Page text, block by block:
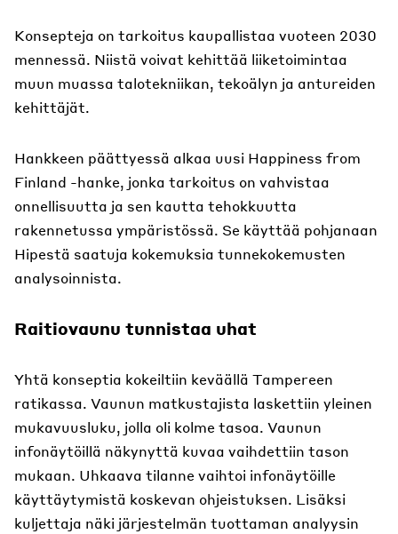
Konsepteja on tarkoitus kaupallistaa vuoteen 2030
mennessä. Niistä voivat kehittää liiketoimintaa
muun muassa talotekniikan, tekoälyn ja antureiden
kehittäjät.
Hankkeen päättyessä alkaa uusi Happiness from
Finland -hanke, jonka tarkoitus on vahvistaa
onnellisuutta ja sen kautta tehokkuutta
rakennetussa ympäristössä. Se käyttää pohjanaan
Hipestä saatuja kokemuksia tunnekokemusten
analysoinnista.
Raitiovaunu tunnistaa uhat
Yhtä konseptia kokeiltiin keväällä Tampereen
ratikassa. Vaunun matkustajista laskettiin yleinen
mukavuusluku, jolla oli kolme tasoa. Vaunun
infonäytöillä näkynyttä kuvaa vaihdettiin tason
mukaan. Uhkaava tilanne vaihtoi infonäytöille
käyttäytymistä koskevan ohjeistuksen. Lisäksi
kuljettaja näki järjestelmän tuottaman analyysin